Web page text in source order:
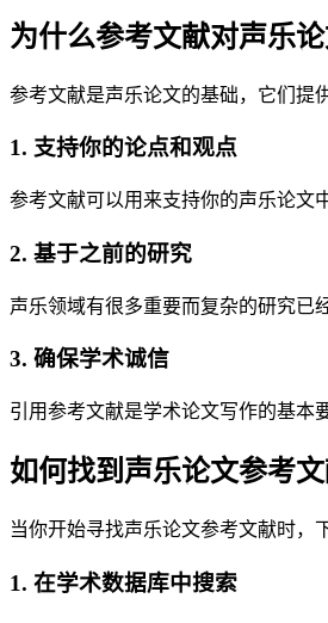
为什么参考文献对声乐论
参考文献是声乐论文的基础，它们提
1. 支持你的论点和观点
参考文献可以用来支持你的声乐论文
2. 基于之前的研究
声乐领域有很多重要而复杂的研究已
3. 确保学术诚信
引用参考文献是学术论文写作的基本
如何找到声乐论文参考
当你开始寻找声乐论文参考文献时，
1. 在学术数据库中搜索